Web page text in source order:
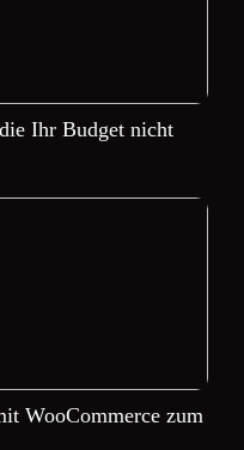
Ihr Budget nicht
WooCommerce zum